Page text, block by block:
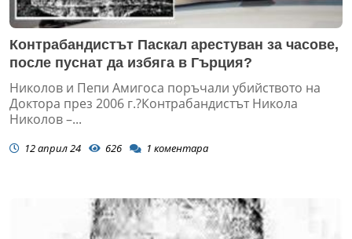
Контрабандистът Паскал арестуван за часове,
после пуснат да избяга в Гърция?
Николов и Пепи Амигоса поръчали убийството на
Доктора през 2006 г.?Контрабандистът Никола
Николов –...
12 април 24 626 1 коментара